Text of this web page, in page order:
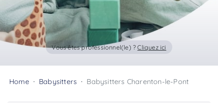
Vous êtes professionnel(le) ?Cliquez ici
Home Babysitters Babysitters Charenton-le-Pont